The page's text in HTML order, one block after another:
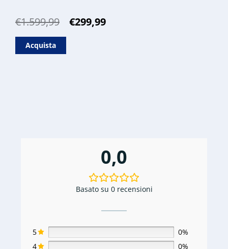
€1.599,99
Il
€299,99Il
Acquista
0,0
Basato su 0 recensioni
5
0%
4
0%